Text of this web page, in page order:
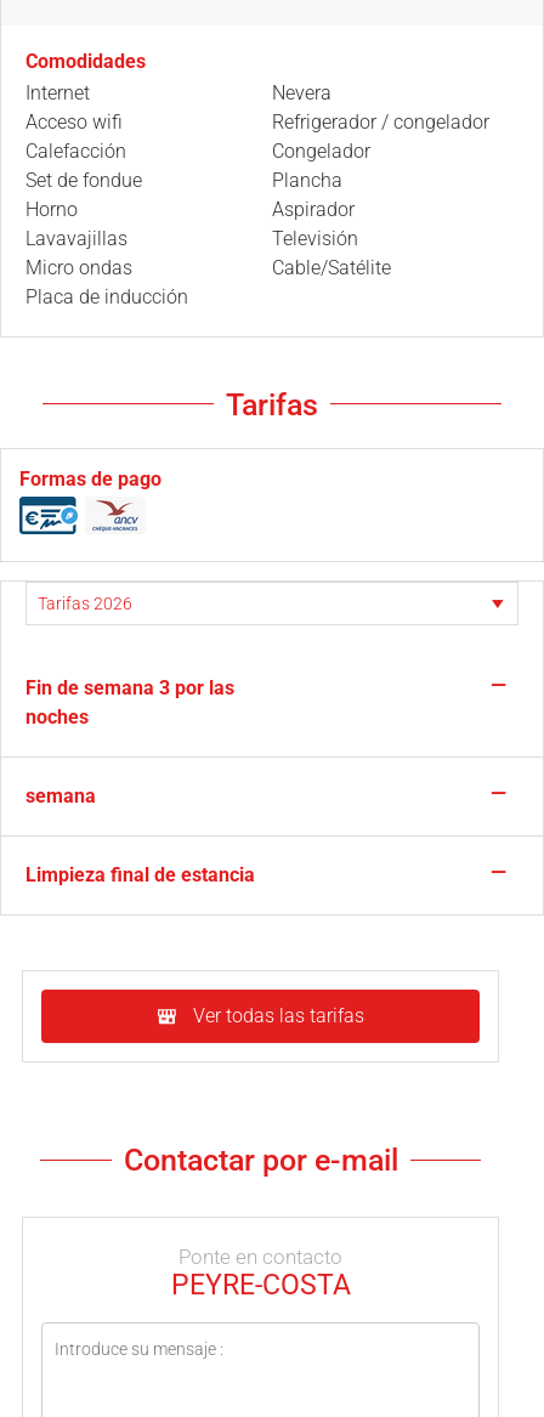
Comodidades
Internet
Acceso wifi
Calefacción
Set de fondue
Horno
Lavavajillas
Micro ondas
Placa de inducción
Nevera
Refrigerador / congelador
Congelador
Plancha
Aspirador
Televisión
Cable/Satélite
Tarifas
Formas de pago
Fin de semana 3 por las
noches
—
semana —
Limpieza final de estancia —
Ver todas las tarifas
Contactar por e-mail
Ponte en contacto
PEYRE-COSTA